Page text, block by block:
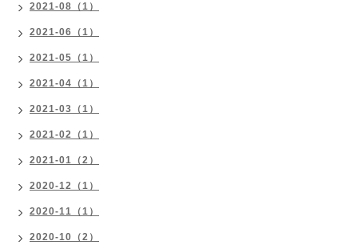
2021-08（1）
2021-06（1）
2021-05（1）
2021-04（1）
2021-03（1）
2021-02（1）
2021-01（2）
2020-12（1）
2020-11（1）
2020-10（2）